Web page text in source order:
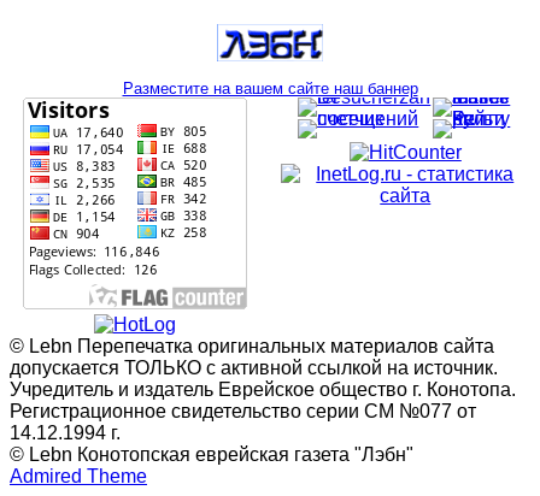
Разместите на вашем сайте наш баннер
© Lebn Перепечатка оригинальных материалов сайта
допускается ТОЛЬКО с активной ссылкой на источник.
Учредитель и издатель Еврейское общество г. Конотопа.
Регистрационное свидетельство серии СМ №077 от
14.12.1994 г.
© Lebn Конотопская еврейская газета "Лэбн"
Admired Theme